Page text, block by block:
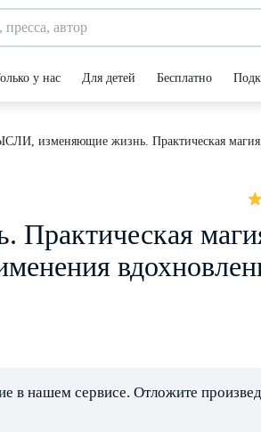
у нас Для детей Бесплатно
изменяющие жизнь. Практическая магия
в нашем сервисе. Отложите